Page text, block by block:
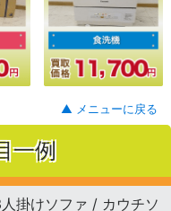
▲ メニューに戻る
一例
掛けソファ / カウチソ